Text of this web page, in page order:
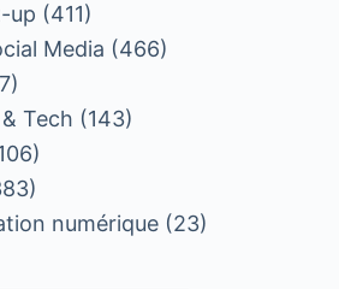
up (411)
Media (466)
Tech (143)
numérique(23)